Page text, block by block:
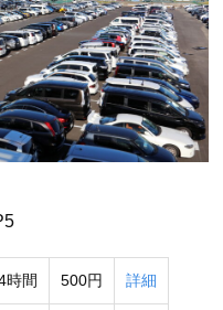
時間 500円 詳細